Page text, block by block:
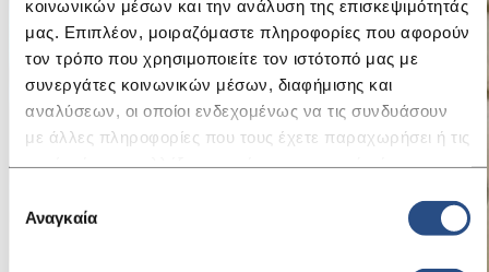
κοινωνικών μέσων και την ανάλυση της επισκεψιμότητάς
μας. Επιπλέον, μοιραζόμαστε πληροφορίες που αφορούν
τον τρόπο που χρησιμοποιείτε τον ιστότοπό μας με
συνεργάτες κοινωνικών μέσων, διαφήμισης και
αναλύσεων, οι οποίοι ενδεχομένως να τις συνδυάσουν
με άλλες πληροφορίες που τους έχετε παραχωρήσει ή τις
συγκατάθεσης
Αναγκαία